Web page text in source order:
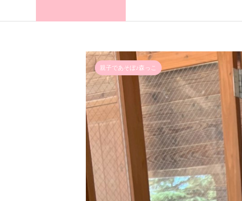
親子であそぼ♪森っこ